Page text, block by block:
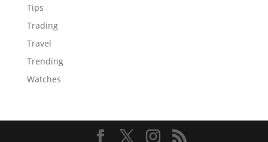
Tips
Trading
Travel
Trending
Watches